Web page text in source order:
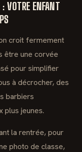
VOTRE ENFANT
croit fermement
être une corvée
pour simplifier
à décrocher, des
barbiers
plus jeunes.
la rentrée, pour
photo de classe,